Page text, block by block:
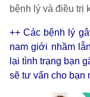
bệnh lý và điều trị
++ Các bệnh lý
nam giới nhầm
lại tình trạng bạn
sẽ tư vấn cho bạn